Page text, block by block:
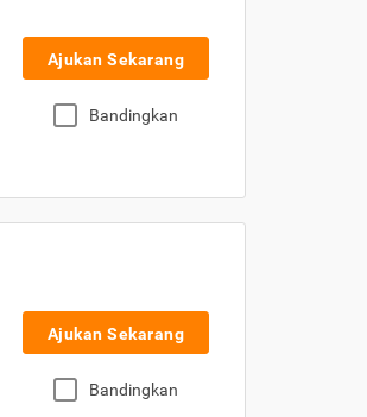
Ajukan Sekarang
Bandingkan
Ajukan Sekarang
Bandingkan